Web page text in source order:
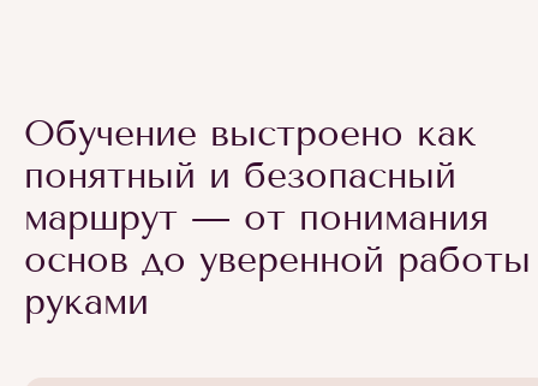
Обучение выстроено как
понятный и безопасный
маршрут — от понимания
основ до уверенной работы
руками